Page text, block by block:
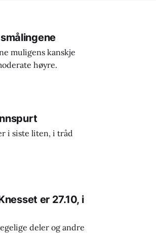
muligens kanskje
høyre.
i siste liten, i tråd
er 27.10, i
deler og andre